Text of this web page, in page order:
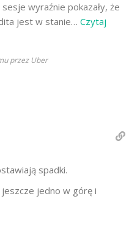
wyraźnie pokazały, że
jest w stanie…Czytaj
przez Uber
spadki.
jeszcze jedno w górę i